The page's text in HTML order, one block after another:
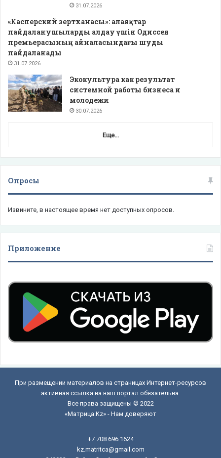
31.07.2026
«Касперский зертханасы»: алаяқтар
пайдаланушыларды алдау үшін Одиссея
премьерасының айналасындағы шуды
пайдаланады
31.07.2026
Экокультура как результат
системной работы бизнеса и
молодежи
30.07.2026
Еще...
Опросы
Извините, в настоящее время нет доступных опросов.
Приложение
При размещении материалов на страницах Интернет-ресурсов
активная ссылка на наш портал обязательна.
Все права защищены © 2022
«Матрица.Kz» - Нам доверяют
+7 708 696 1624
kz.matritca@gmail.com